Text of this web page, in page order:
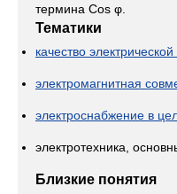
термина Cos φ.
Тематики
качество
электромагнитная
электроснабжение в
электротехника,
Близкие понятия